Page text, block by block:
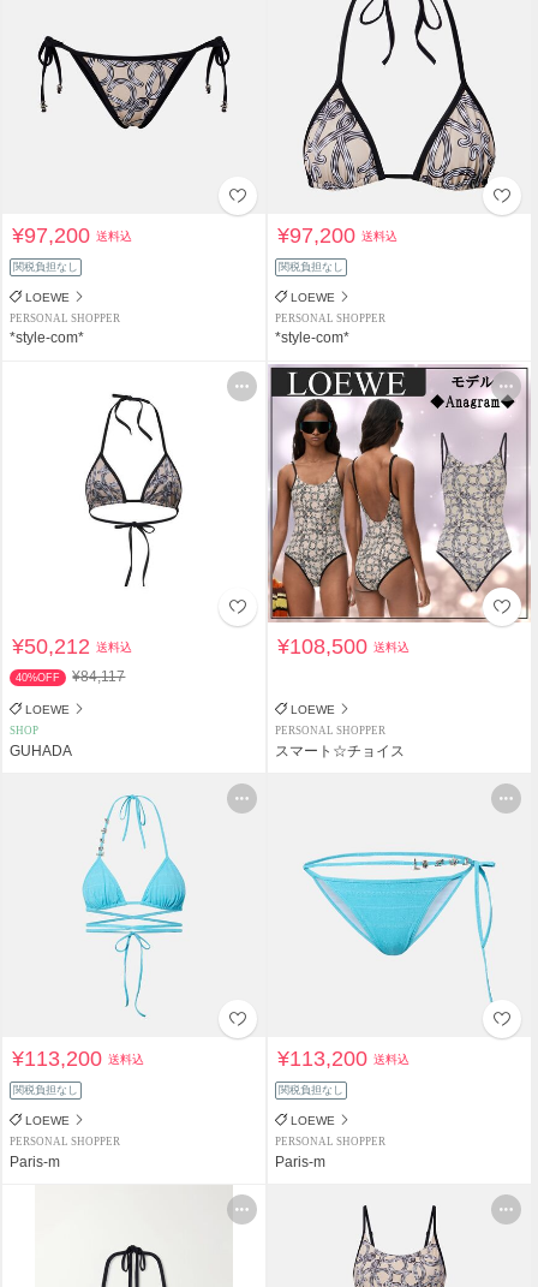
¥97,200送料込
関税負担なし
LOEWE
PERSONAL SHOPPER
*style-com*
¥97,200送料込
関税負担なし
LOEWE
PERSONAL SHOPPER
*style-com*
¥50,212送料込
40%OFF ¥84,117
LOEWE
SHOP
GUHADA
¥108,500送料込
LOEWE
PERSONAL SHOPPER
スマート☆チョイス
¥113,200送料込
関税負担なし
LOEWE
PERSONAL SHOPPER
Paris-m
¥113,200送料込
関税負担なし
LOEWE
PERSONAL SHOPPER
Paris-m